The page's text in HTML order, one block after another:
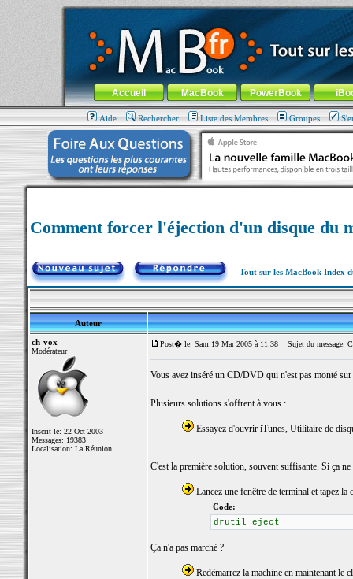
MacBook-fr.com : 100% Apple... 100% nomade !
Aller au contenu-Aller au menu général-Aller au menu de
Menu général
Accueil MacBook PowerBook
Aide Rechercher Liste des Membres Groupes
Comment forcer l'éjection d'un disque du
Tout sur les MacBook Index
Auteur
ch-vox
Modérateur
Inscrit le: 22 Oct 2003
Messages: 19383
Localisation: La Réunion
Post� le: Sam 19 Mar 2005 à 11:38 Sujet du message:
Vous avez inséré un CD/DVD qui n'est pas monté sur
Plusieurs solutions s'offrent à vous :
Essayez d'ouvrir iTunes, Utilitaire de
C'est la première solution, souvent suffisante. Si ça
Lancez une fenêtre de terminal et tapez la
Code:
drutil eject
Ça n'a pas marché ?
Redémarrez la machine en maintenant le